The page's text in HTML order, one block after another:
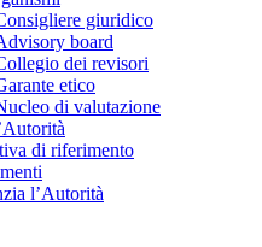
giuridico
board
dei revisori
etico
di valutazione
di riferimento
l’Autorità